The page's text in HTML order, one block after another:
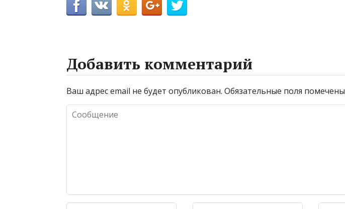
Добавить комментарий
Ваш адрес email не будет опубликован. Обязательные поля помечены